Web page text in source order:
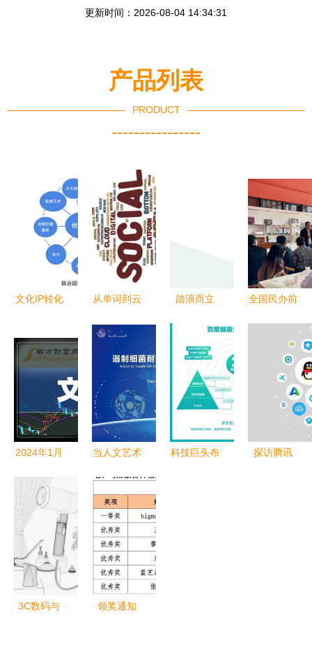
更新时间：2026-08-04 14:34:31
产品列表
PRODUCT
----------------
文化IP转化
数字文创的
应用路径与
实践探索
从单词到云
代的文化创
意与服务重
构
踏浪而立
秀银幸“做
好本分，用
心服务，回
破局随想
全国民办前
唯一全员书
院制大学
“东方幻想
王国”从科
——数字文
2024年1月
意概念股梳
理指南 重
点关注数字
文化创意内
容应用服务
方向
当人文艺术
经济 周三
讲座解构数
字文化创意
内容应用服
务
科技巨头布
探访腾讯
3C数码与
领奖通知